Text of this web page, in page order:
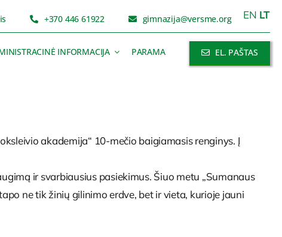
+370 446 61922 gimnazija@versme.org EN LT
INFORMACIJA PARAMA EL. PAŠTAS
akademija“ 10-mečio baigiamasis renginys. Į
ir svarbiausius pasiekimus. Šiuo metu „Sumanaus
ne tik žinių gilinimo erdve, bet ir vieta, kurioje jauni